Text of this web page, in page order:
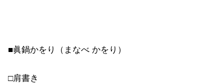
■眞鍋かをり（まなべ かをり）
□肩書き